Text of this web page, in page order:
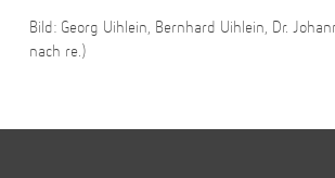
Bild: Georg Uihlein, Bernhard Uihlein, Dr.
nach re.)